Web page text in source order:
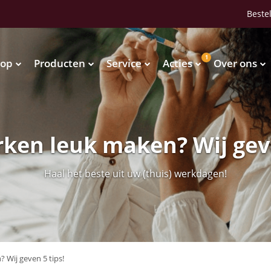
1
Waterkoelers Vendingmachines
Vendingmachines
Producten Service Acties Over ons
leuk maken? Wij
Haal het beste uit uw (thuis) werkdagen!
Wij geven 5 tips!